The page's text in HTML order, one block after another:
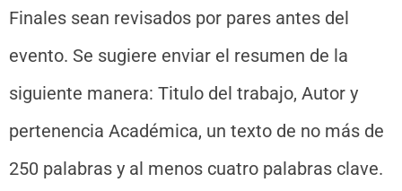
Finales sean revisados por pares antes del
evento. Se sugiere enviar el resumen de la
siguiente manera: Titulo del trabajo, Autor y
pertenencia Académica, un texto de no más de
250 palabras y al menos cuatro palabras clave.